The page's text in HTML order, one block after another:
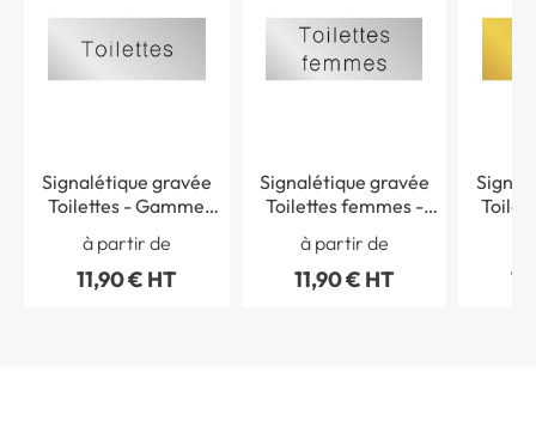
Signalétique gravée
Toilettes - Gamme
à partir de
11,90 € HT
Signalétique gravée
Toilettes femmes -
Gamme Métal
à partir de
11,90 € HT